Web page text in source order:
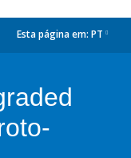
Esta página em: PT